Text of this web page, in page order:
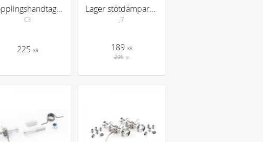
Kopplingshandtag S3 Sherco
C3
225 KR
Lager stötdämpare Beta Evo 80
J7
189 KR
295 KR